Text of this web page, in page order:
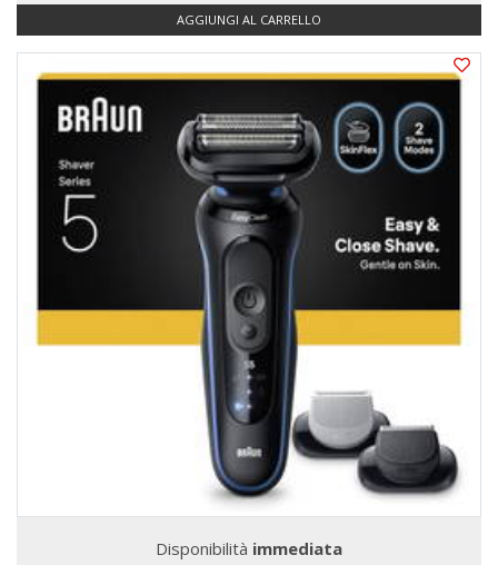
AGGIUNGI AL CARRELLO
Disponibilità immediata